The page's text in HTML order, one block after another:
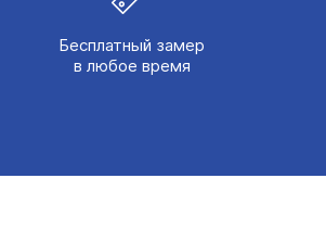
Бесплатный замер
в любое время